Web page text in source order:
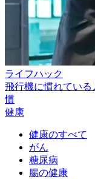
ライフハック
飛行機に慣れてい
慣
健康
健康のすべて
がん
糖尿病
腸の健康